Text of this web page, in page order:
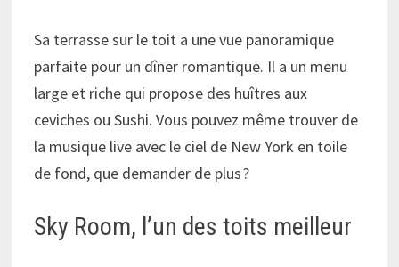
Sa terrasse sur le toit a une vue panoramique
parfaite pour un dîner romantique. Il a un menu
large et riche qui propose des huîtres aux
ceviches ou Sushi. Vous pouvez même trouver de
la musique live avec le ciel de New York en toile
de fond, que demander de plus ?
Sky Room, l’un des toits meilleur